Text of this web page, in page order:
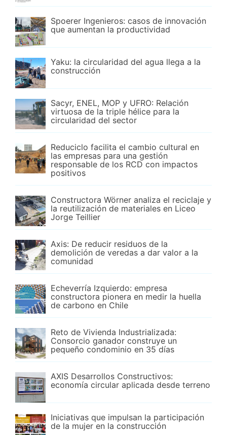
Spoerer Ingenieros: casos de innovación
que aumentan la productividad
Yaku: la circularidad del agua llega a la
construcción
Sacyr, ENEL, MOP y UFRO: Relación
virtuosa de la triple hélice para la
circularidad del sector
Reduciclo facilita el cambio cultural en
las empresas para una gestión
responsable de los RCD con impactos
positivos
Constructora Wörner analiza el reciclaje y
la reutilización de materiales en Liceo
Jorge Teillier
Axis: De reducir residuos de la
demolición de veredas a dar valor a la
comunidad
Echeverría Izquierdo: empresa
constructora pionera en medir la huella
de carbono en Chile
Reto de Vivienda Industrializada:
Consorcio ganador construye un
pequeño condominio en 35 días
AXIS Desarrollos Constructivos:
economía circular aplicada desde terreno
Iniciativas que impulsan la participación
de la mujer en la construcción